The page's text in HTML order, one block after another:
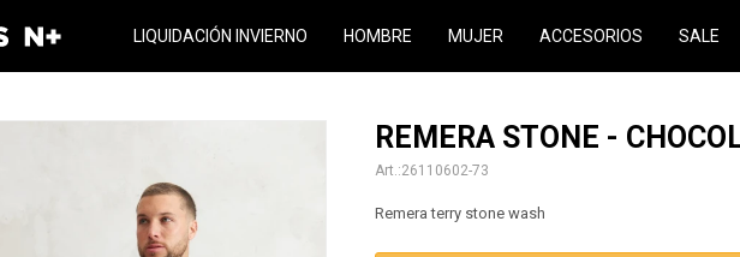
LIQUIDACIÓN INVIERNO HOMBRE MUJER ACCESORIOS SALE
REMERA STONE -
26110602-73
Remera terry stone wash